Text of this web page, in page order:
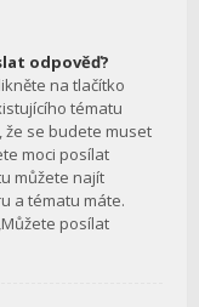
odpověď?
na tlačítko
tématu
že se budete muset
moci posílat
můžete najít
a tématu máte.
posílat